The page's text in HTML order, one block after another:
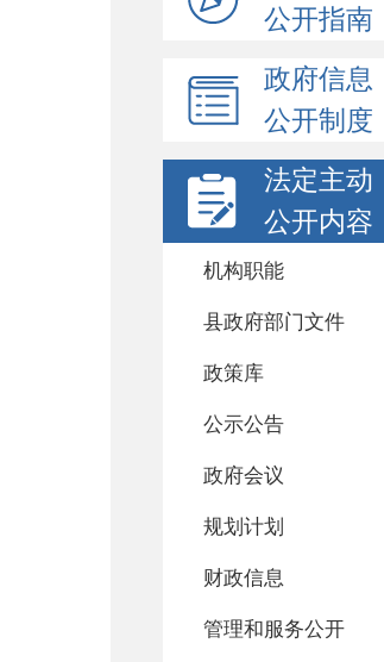
公开指南
政府信息
公开制度
法定主动
公开内容
机构职能
县政府部门文件
政策库
公示公告
政府会议
规划计划
财政信息
管理和服务公开